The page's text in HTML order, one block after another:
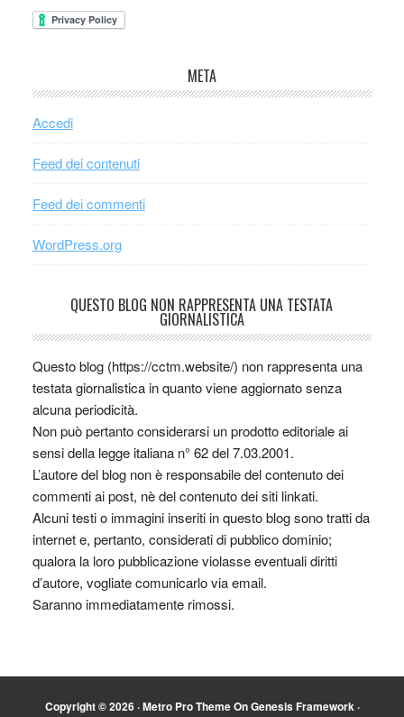
META
Accedi
Feed dei contenuti
Feed dei commenti
WordPress.org
QUESTO BLOG NON RAPPRESENTA UNA TESTATA
GIORNALISTICA
Questo blog (https://cctm.website/) non rappresenta una
testata giornalistica in quanto viene aggiornato senza
alcuna periodicità.
Non può pertanto considerarsi un prodotto editoriale ai
sensi della legge italiana n° 62 del 7.03.2001.
L’autore del blog non è responsabile del contenuto dei
commenti ai post, nè del contenuto dei siti linkati.
Alcuni testi o immagini inseriti in questo blog sono tratti da
internet e, pertanto, considerati di pubblico dominio;
qualora la loro pubblicazione violasse eventuali diritti
d’autore, vogliate comunicarlo via email.
Saranno immediatamente rimossi.
Copyright © 2026 ·Metro Pro ThemeOnGenesis Framework·